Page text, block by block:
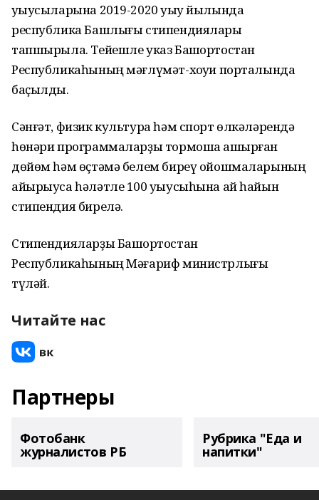
уҡыусыларына 2019-2020 уҡыу йылында
республика Башлығы стипендиялары
тапшырыла. Тейешле указ Башҡортостан
Республикаһының мәғлүмәт-хоҡуҡи порталында
баҫылды.
Сәнғәт, физик культура һәм спорт өлкәләрендә
һөнәри программаларҙы тормошҡа ашырған
дөйөм һәм өҫтәмә белем биреү ойошмаларының
айырыуса һәләтле 100 уҡыусыһына ай һайын
стипендия бирелә.
Стипендияларҙы Башҡортостан
Республикаһының Мәғариф министрлығы
түләй.
Читайте нас
Партнеры
Фотобанк
журналистов РБ
Рубрика "Еда и
напитки"